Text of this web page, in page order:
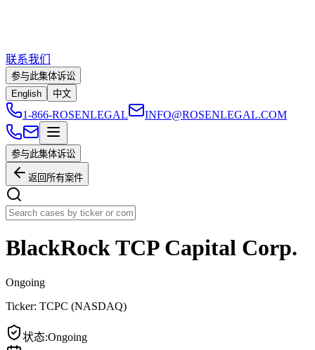
联系我们
参与此集体诉讼
English
中文
1-866-ROSENLEGAL INFO@ROSENLEGAL.COM
参与此集体诉讼
返回所有案件
BlackRock TCP Capital Corp.
Ongoing
Ticker: TCPC (NASDAQ)
状态:Ongoing